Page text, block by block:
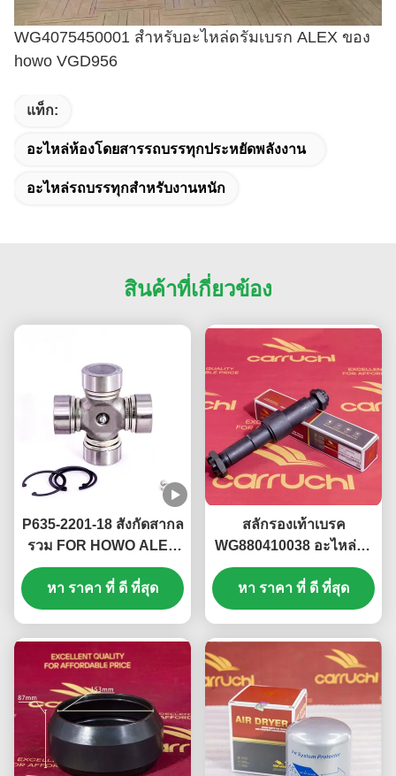
WG4075450001 สำหรับอะไหล่ดรัมเบรก ALEX ของ
howo VGD956
แท็ก:
อะไหล่ห้องโดยสารรถบรรทุกประหยัดพลังงาน
อะไหล่รถบรรทุกสำหรับงานหนัก
สินค้าที่เกี่ยวข้อง
P635-2201-18 สังกัดสากล
รวม FOR HOWO ALEX
สังกัดสากลเชื่อม 63.5WXJ
Φ63.5 * 152
หา ราคา ที่ ดี ที่สุด
สลักรองเท้าเบรค
WG880410038 อะไหล่รถ
บรรทุก Howo ทนความ
ร้อน ปลอดภัยในการใช้
งาน
หา ราคา ที่ ดี ที่สุด